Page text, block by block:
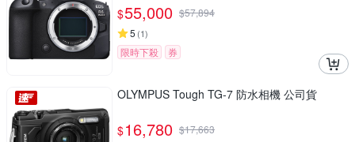
$55,000 $57,894
5 (1)
限時下殺 券
OLYMPUS Tough TG-7 防水相機 公司貨
$16,780 $17,663